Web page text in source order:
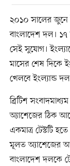
২০১০ সালের জুনে
বাংলাদেশ দল।
সেই সুযোগ।
মাসের শেষ দিকে
খেলবে ইংল্যান্ড
ব্রিটিশ
অ্যাশেজের ঠিক
একমাত্র টেস্টটি
মূলত অ্যাশেজের
বাংলাদেশ দলকে